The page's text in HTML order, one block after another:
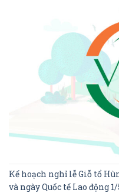
Kế hoạch nghỉ lễ Giỗ tổ
và ngày Quốc tế Lao động